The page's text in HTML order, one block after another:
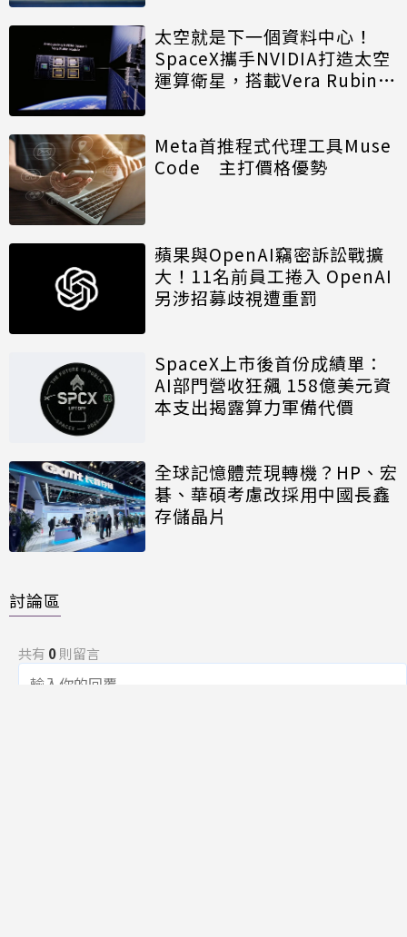
太空就是下一個資料中心！
SpaceX攜手NVIDIA打造太空
運算衛星，搭載Vera Rubin運
Meta首推程式代理工具Muse
Code 主打價格優勢
蘋果與OpenAI竊密訴訟戰擴
大！11名前員工捲入 OpenAI
另涉招募歧視遭重罰
SpaceX上市後首份成績單：
AI部門營收狂飆 158億美元資
本支出揭露算力軍備代價
全球記憶體荒現轉機？HP、宏
碁、華碩考慮改採用中國長鑫
存儲晶片
討論區
共有 0則留言